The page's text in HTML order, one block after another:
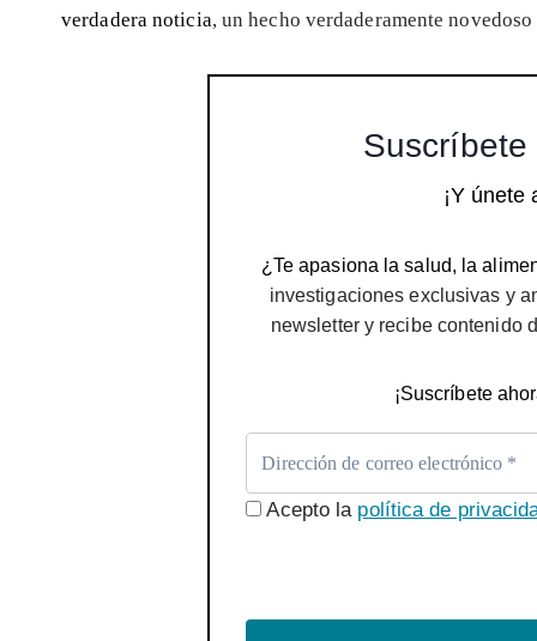
verdadera noticia, un hecho verdaderamente
Suscríbete
¡Y únete
¿Te apasiona la salud, la
investigaciones exclusivas y
newsletter y recibe contenido
¡Suscríbete
Acepto la política de